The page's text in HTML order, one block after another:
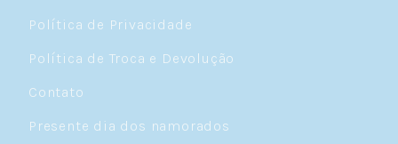
Política de Privacidade
Política de Troca e Devolução
Contato
Presente dia dos namorados